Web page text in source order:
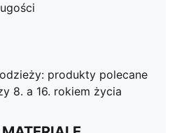
produkty polecane
8. a 16. rokiem życia